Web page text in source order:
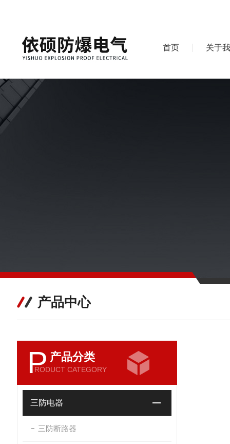
首页 关于
产品中心
P 产品分类
RODUCT CATEGORY
三防电器
三防断路器